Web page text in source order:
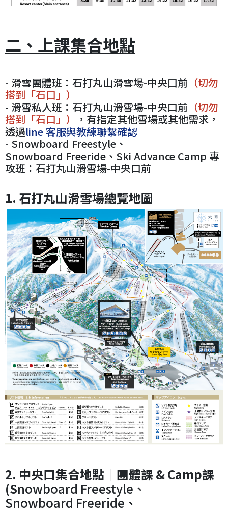
二、上課集合地點
- 滑雪團體班：石打丸山滑雪場-中央口前 （切勿
搭到「石口」）
- 滑雪私人班：石打丸山滑雪場-中央口前 （切勿
搭到「石口」）
，有指定其他雪場或其他需求，
透過line 客服與教練聯繫確認
- Snowboard Freestyle、
Snowboard Freeride、Ski Advance Camp 專
攻班：石打丸山滑雪場-中央口前
1. 石打丸山滑雪場總覽地圖
2. 中央口集合地點｜團體課 & Camp課
(Snowboard Freestyle、
Snowboard Freeride、